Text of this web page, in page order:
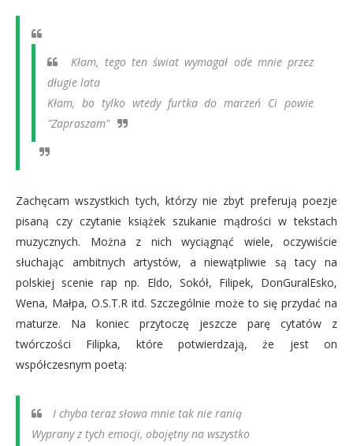
Kłam, tego ten świat wymagał ode mnie przez
długie lata
Kłam, bo tylko wtedy furtka do marzeń Ci powie
"Zapraszam"
Zachęcam wszystkich tych, którzy nie zbyt preferują poezje
pisaną czy czytanie książek szukanie mądrości w tekstach
muzycznych. Można z nich wyciągnąć wiele, oczywiście
słuchając ambitnych artystów, a niewątpliwie są tacy na
polskiej scenie rap np. Eldo, Sokół, Filipek, DonGuralEsko,
Wena, Małpa, O.S.T.R itd. Szczególnie może to się przydać na
maturze. Na koniec przytoczę jeszcze parę cytatów z
twórczości Filipka, które potwierdzają, że jest on
współczesnym poetą:
I chyba teraz słowa mnie tak nie ranią
Wyprany z tych emocji, obojętny na wszystko